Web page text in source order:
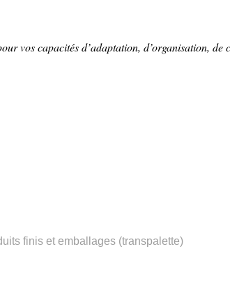
vos capacités d’adaptation, d’organisation,
finis et emballages (transpalette)